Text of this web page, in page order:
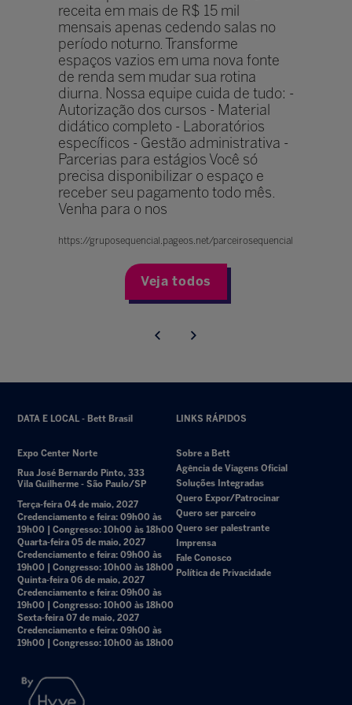
receita em mais de R$ 15 mil
mensais apenas cedendo salas no
período noturno. Transforme
espaços vazios em uma nova fonte
de renda sem mudar sua rotina
diurna. Nossa equipe cuida de tudo: -
Autorização dos cursos - Material
didático completo - Laboratórios
específicos - Gestão administrativa -
Parcerias para estágios Você só
precisa disponibilizar o espaço e
receber seu pagamento todo mês.
Venha para o nos
https://gruposequencial.pageos.net/parceirosequencial
Veja todos
DATA E LOCAL - Bett Brasil
Expo Center Norte
Rua José Bernardo Pinto, 333
Vila Guilherme - São Paulo/SP
Terça-feira 04 de maio, 2027
Credenciamento e feira: 09h00 às
19h00 | Congresso: 10h00 às 18h00
Quarta-feira 05 de maio, 2027
Credenciamento e feira: 09h00 às
19h00 | Congresso: 10h00 às 18h00
Quinta-feira 06 de maio, 2027
Credenciamento e feira: 09h00 às
19h00 | Congresso: 10h00 às 18h00
Sexta-feira 07 de maio, 2027
Credenciamento e feira: 09h00 às
19h00 | Congresso: 10h00 às 18h00
LINKS RÁPIDOS
Sobre a Bett
Agência de Viagens Oficial
Soluções Integradas
Quero Expor/Patrocinar
Quero ser parceiro
Quero ser palestrante
Imprensa
Fale Conosco
Política de Privacidade